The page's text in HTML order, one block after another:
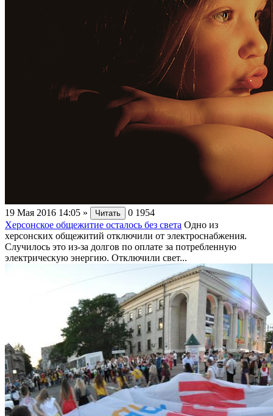
19 Мая 2016 14:05 » Читать 0 1954
Херсонское общежитие осталось без света Одно из
херсонских общежитий отключили от электроснабжения.
Случилось это из-за долгов по оплате за потребленную
электрическую энергию. Отключили свет...